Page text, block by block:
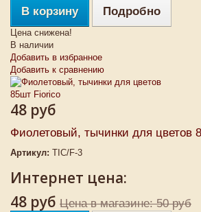
В корзину
Подробно
Цена снижена!
В наличии
Добавить в избранное
Добавить к сравнению
48 руб
Фиолетовый, тычинки для цветов
Артикул: TIC/F-3
Интернет цена:
48 руб Цена в магазине: 50 руб